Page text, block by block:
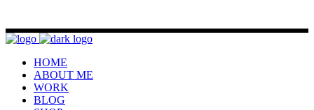
HOME
ABOUT ME
WORK
BLOG